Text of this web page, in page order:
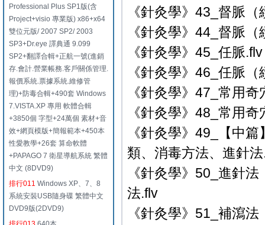
Professional Plus SP1版(含
Project+visio 專業版) x86+x64
雙位元版/ 2007 SP2/ 2003
SP3+Dr.eye 譯典通 9.099
SP2+翻譯合輯+正航一號(進銷
存.會計.營業帳務.客戶關係管理.
報價系統.票據系統.維修管
理)+防毒合輯+490套 Windows
7.VISTA.XP 專用 軟體合輯
+3850個 字型+24萬個 素材+音
效+網頁模版+簡報範本+450本
性愛教學+26套 算命軟體
+PAPAGO 7 衛星導航系統 繁體
中文 (8DVD9)
排行011 Windows XP、7、8
系統安裝USB隨身碟 繁體中文
DVD9版(2DVD9)
《針灸學》43_督脈
《針灸學》44_督脈
《針灸學》45_任脈.flv
《針灸學》46_任脈（
《針灸學》47_常用奇
《針灸學》48_常用
《針灸學》49_【中
類、消毒方法、進針
《針灸學》50_進針
法.flv
《針灸學》51_補瀉